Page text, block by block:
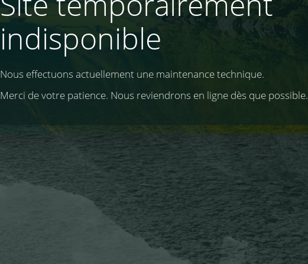
indisponible
Nous effectuons actuellement une maintenance technique.
Merci de votre patience. Nous reviendrons en ligne dès que possible.